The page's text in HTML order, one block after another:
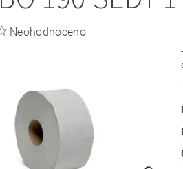
Neohodnoceno